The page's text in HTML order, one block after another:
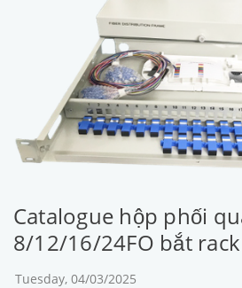
Catalogue hộp phối
8/12/16/24FO bắt rack
Tuesday, 04/03/2025